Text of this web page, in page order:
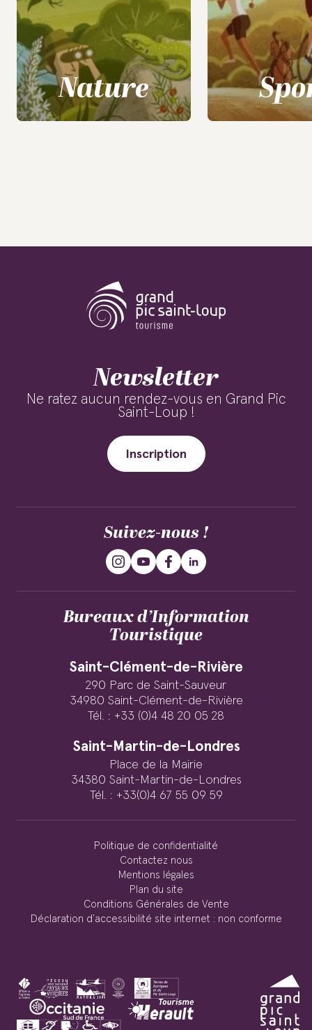
Nature
Newsletter
Ne ratez aucun rendez-vous en Grand Pic
Saint-Loup !
Inscription
Suivez-nous !
Bureaux d’Information
Touristique
Saint-Clément-de-Rivière
290 Parc de Saint-Sauveur
34980 Saint-Clément-de-Rivière
Tél. : +33 (0)4 48 20 05 28
Saint-Martin-de-Londres
Place de la Mairie
34380 Saint-Martin-de-Londres
Tél. : +33(0)4 67 55 09 59
Politique de confidentialité
Contactez nous
Mentions légales
Plan du site
Conditions Générales de Vente
Déclaration d’accessibilité site internet : non conforme